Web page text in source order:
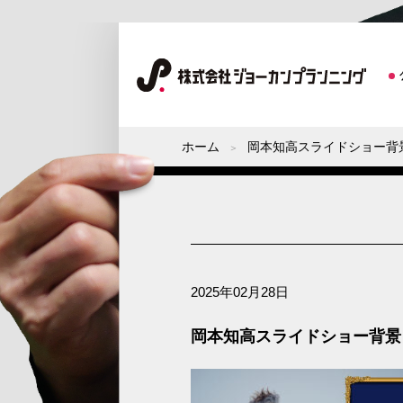
ホーム 岡本知高スライドショー背
2025年02月28日
岡本知高スライドショー背景